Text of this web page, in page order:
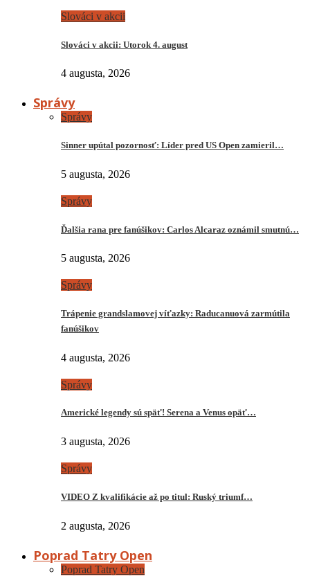
Slováci v akcii
Slováci v akcii: Utorok 4. august
4 augusta, 2026
Správy
Správy
Sinner upútal pozornosť: Líder pred US Open zamieril…
5 augusta, 2026
Správy
Ďalšia rana pre fanúšikov: Carlos Alcaraz oznámil smutnú…
5 augusta, 2026
Správy
Trápenie grandslamovej víťazky: Raducanuová zarmútila
fanúšikov
4 augusta, 2026
Správy
Americké legendy sú späť! Serena a Venus opäť…
3 augusta, 2026
Správy
VIDEO Z kvalifikácie až po titul: Ruský triumf…
2 augusta, 2026
Poprad Tatry Open
Poprad Tatry Open